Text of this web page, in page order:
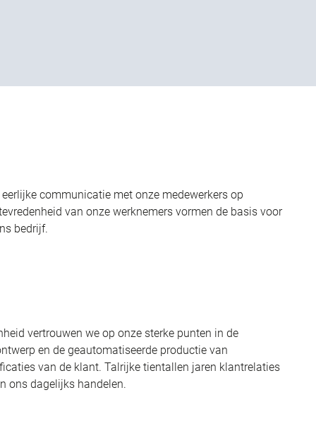
communicatie met onze medewerkers op
van onze werknemers vormen de basis voor
bedrijf.
vertrouwen we op onze sterke punten in de
en de geautomatiseerde productie van
van de klant. Talrijke tientallen jaren klantrelaties
ons dagelijks handelen.